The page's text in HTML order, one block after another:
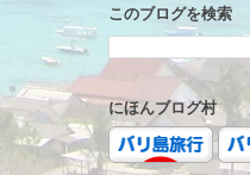
このブログを検索
にほんブログ村